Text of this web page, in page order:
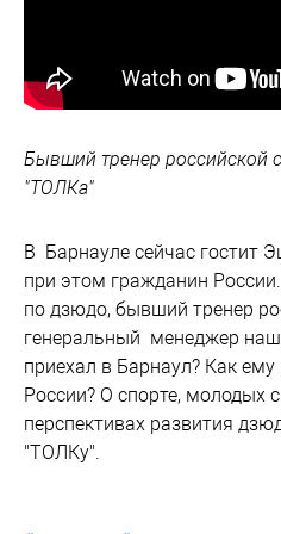
Бывший тренер российской
"ТОЛКа"
В Барнауле сейчас гостит
при этом гражданин
по дзюдо, бывший тренер
генеральный менеджер
приехал в Барнаул? Как
России? О спорте, молодых
перспективах развития
"ТОЛКу".